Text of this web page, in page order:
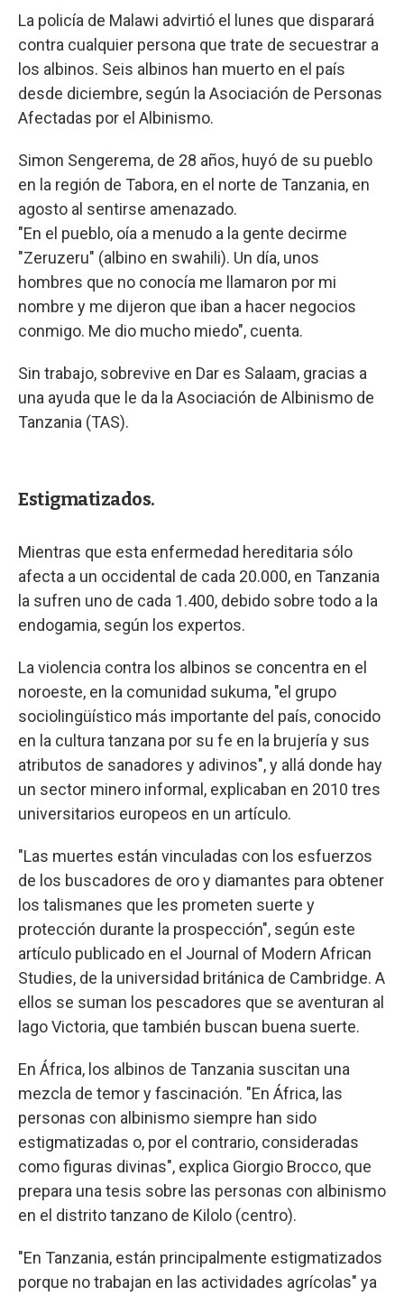
La policía de Malawi advirtió el lunes que disparará
contra cualquier persona que trate de secuestrar a
los albinos. Seis albinos han muerto en el país
desde diciembre, según la Asociación de Personas
Afectadas por el Albinismo.
Simon Sengerema, de 28 años, huyó de su pueblo
en la región de Tabora, en el norte de Tanzania, en
agosto al sentirse amenazado.
"En el pueblo, oía a menudo a la gente decirme
"Zeruzeru" (albino en swahili). Un día, unos
hombres que no conocía me llamaron por mi
nombre y me dijeron que iban a hacer negocios
conmigo. Me dio mucho miedo", cuenta.
Sin trabajo, sobrevive en Dar es Salaam, gracias a
una ayuda que le da la Asociación de Albinismo de
Tanzania (TAS).
Estigmatizados.
Mientras que esta enfermedad hereditaria sólo
afecta a un occidental de cada 20.000, en Tanzania
la sufren uno de cada 1.400, debido sobre todo a la
endogamia, según los expertos.
La violencia contra los albinos se concentra en el
noroeste, en la comunidad sukuma, "el grupo
sociolingüístico más importante del país, conocido
en la cultura tanzana por su fe en la brujería y sus
atributos de sanadores y adivinos", y allá donde hay
un sector minero informal, explicaban en 2010 tres
universitarios europeos en un artículo.
"Las muertes están vinculadas con los esfuerzos
de los buscadores de oro y diamantes para obtener
los talismanes que les prometen suerte y
protección durante la prospección", según este
artículo publicado en el Journal of Modern African
Studies, de la universidad británica de Cambridge. A
ellos se suman los pescadores que se aventuran al
lago Victoria, que también buscan buena suerte.
En África, los albinos de Tanzania suscitan una
mezcla de temor y fascinación. "En África, las
personas con albinismo siempre han sido
estigmatizadas o, por el contrario, consideradas
como figuras divinas", explica Giorgio Brocco, que
prepara una tesis sobre las personas con albinismo
en el distrito tanzano de Kilolo (centro).
"En Tanzania, están principalmente estigmatizados
porque no trabajan en las actividades agrícolas" ya